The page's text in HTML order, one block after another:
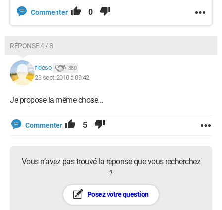
Commenter 0
RÉPONSE 4 / 8
fideso 380
23 sept. 2010 à 09:42
Je propose la même chose...
Commenter 5
Vous n’avez pas trouvé la réponse que vous recherchez
?
Posez votre question